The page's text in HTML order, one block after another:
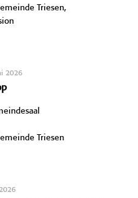
Triesen,
2026
Triesen